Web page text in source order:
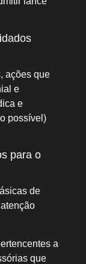
ações que
e
e
possível)
para o
de
a
que